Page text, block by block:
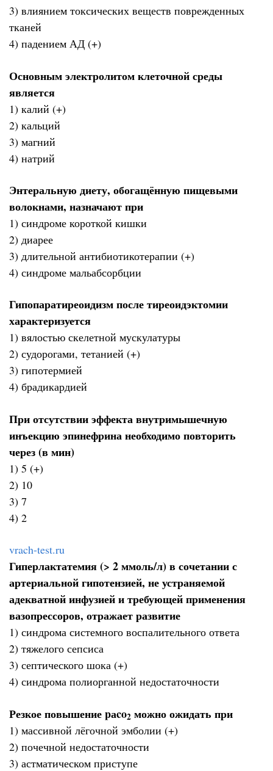
3) влиянием токсических веществ поврежденных
тканей
4) падением АД (+)
Основным электролитом клеточной среды
является
1) калий (+)
2) кальций
3) магний
4) натрий
Энтеральную диету, обогащённую пищевыми
волокнами, назначают при
1) синдроме короткой кишки
2) диарее
3) длительной антибиотикотерапии (+)
4) синдроме мальабсорбции
Гипопаратиреоидизм после тиреоидэктомии
характеризуется
1) вялостью скелетной мускулатуры
2) судорогами, тетанией (+)
3) гипотермией
4) брадикардией
При отсутствии эффекта внутримышечную
инъекцию эпинефрина необходимо повторить
через (в мин)
1) 5 (+)
2) 10
3) 7
4) 2
vrach-test.ru
Гиперлактатемия (> 2 ммоль/л) в сочетании с
артериальной гипотензией, не устраняемой
адекватной инфузией и требующей применения
вазопрессоров, отражает развитие
1) синдрома системного воспалительного ответа
2) тяжелого сепсиса
3) септического шока (+)
4) синдрома полиорганной недостаточности
Резкое повышение pаco2 можно ожидать при
1) массивной лёгочной эмболии (+)
2) почечной недостаточности
3) астматическом приступе